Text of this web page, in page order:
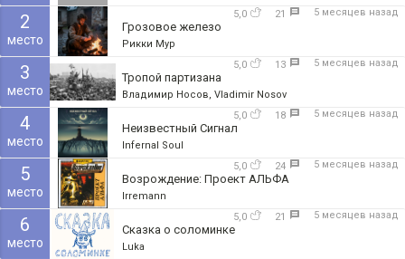
2
место
5 месяцев назад
21
5,0
Грозовое железо
Рикки Мур
3
место
5 месяцев назад
13
5,0
Тропой партизана
Владимир Носов, Vladimir Nosov
4
место
5 месяцев назад
18
5,0
Неизвестный Сигнал
Infernal Soul
5
место
5 месяцев назад
24
5,0
Возрождение: Проект АЛЬФА
Irremann
6
место
5 месяцев назад
21
5,0
Сказка о соломинке
Luka